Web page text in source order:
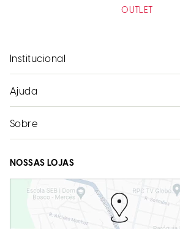
OUTLET
Institucional
Ajuda
Sobre
NOSSAS LOJAS